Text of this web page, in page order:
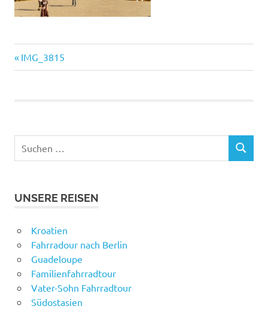
Beitragsnavigation
Vorheriger
Beitrag:
IMG_3815
nach:
SUCHEN
UNSERE REISEN
Kroatien
Fahrradour nach Berlin
Guadeloupe
Familienfahrradtour
Vater-Sohn Fahrradtour
Südostasien